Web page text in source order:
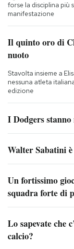
forse la disciplina più
manifestazione
Il quinto oro di
nuoto
Stavolta insieme a
nessuna atleta
edizione
I Dodgers
Walter Sabatini
Un fortissimo
squadra forte di
Lo sapevate che
calcio?